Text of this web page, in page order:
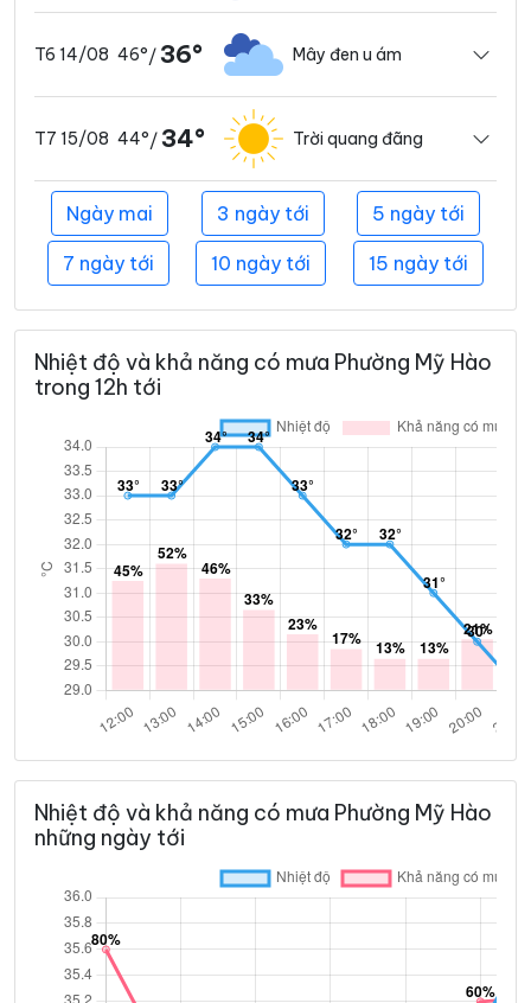
T6 14/08 46°/ 36° Mây đen u ám
T7 15/08 44°/ 34° Trời quang đãng
Ngày mai 3 ngày tới 5 ngày tới
7 ngày tới 10 ngày tới 15 ngày tới
Nhiệt độ và khả năng có mưa Phường Mỹ Hào
trong 12h tới
Nhiệt độ và khả năng có mưa Phường Mỹ Hào
những ngày tới